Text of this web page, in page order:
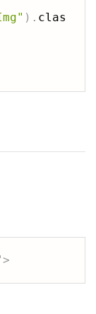
) . clas
>